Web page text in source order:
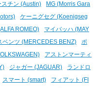
スチン (Austin)
MG (Morris Gara
ケーニグセグ (Koenigseg
ROMEO)
マイバッハ (MAY
ベンツ (MERCEDES BENZ)
ポ
アストンマーティ
ジャガー (JAGUAR)
ランドロ
スマート (smart)
フィアット (FI